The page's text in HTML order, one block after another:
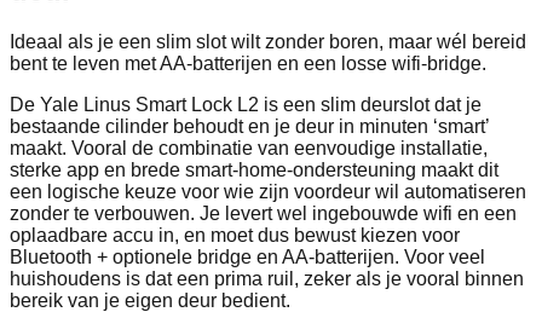
Ideaal als je een slim slot wilt zonder boren, maar wél bereid
bent te leven met AA-batterijen en een losse wifi-bridge.
De Yale Linus Smart Lock L2 is een slim deurslot dat je
bestaande cilinder behoudt en je deur in minuten ‘smart’
maakt. Vooral de combinatie van eenvoudige installatie,
sterke app en brede smart-home-ondersteuning maakt dit
een logische keuze voor wie zijn voordeur wil automatiseren
zonder te verbouwen. Je levert wel ingebouwde wifi en een
oplaadbare accu in, en moet dus bewust kiezen voor
Bluetooth + optionele bridge en AA-batterijen. Voor veel
huishoudens is dat een prima ruil, zeker als je vooral binnen
bereik van je eigen deur bedient.